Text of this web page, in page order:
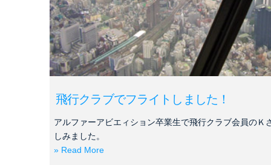
飛行クラブでフライトしました！
アルファーアビエィション卒業生で飛行クラブ会員のＫ
しみました。
» Read More